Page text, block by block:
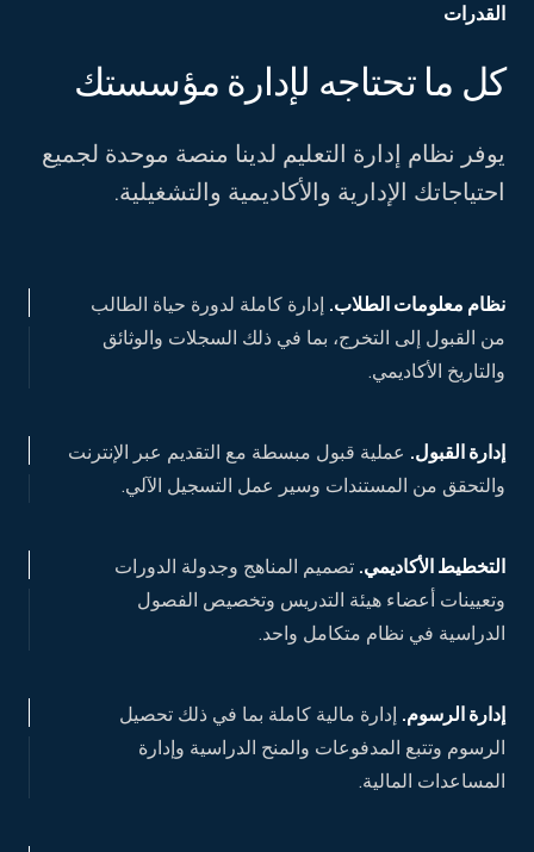
القدرات
-
كل ما تحتاجه لإدارة مؤسستك
يوفر نظام إدارة التعليم لدينا منصة موحدة لجميع
احتياجاتك الإدارية والأكاديمية والتشغيلية.
نظام معلومات الطلاب. إدارة كاملة لدورة حياة الطالب
من القبول إلى التخرج، بما في ذلك السجلات والوثائق
والتاريخ الأكاديمي.
إدارة القبول. عملية قبول مبسطة مع التقديم عبر الإنترنت
والتحقق من المستندات وسير عمل التسجيل الآلي.
التخطيط الأكاديمي. تصميم المناهج وجدولة الدورات
وتعيينات أعضاء هيئة التدريس وتخصيص الفصول
الدراسية في نظام متكامل واحد.
إدارة الرسوم. إدارة مالية كاملة بما في ذلك تحصيل
الرسوم وتتبع المدفوعات والمنح الدراسية وإدارة
المساعدات المالية.